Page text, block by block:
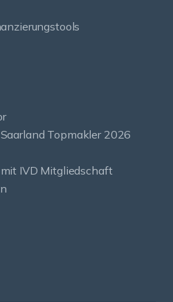
Topmakler 2026
IVD Mitgliedschaft